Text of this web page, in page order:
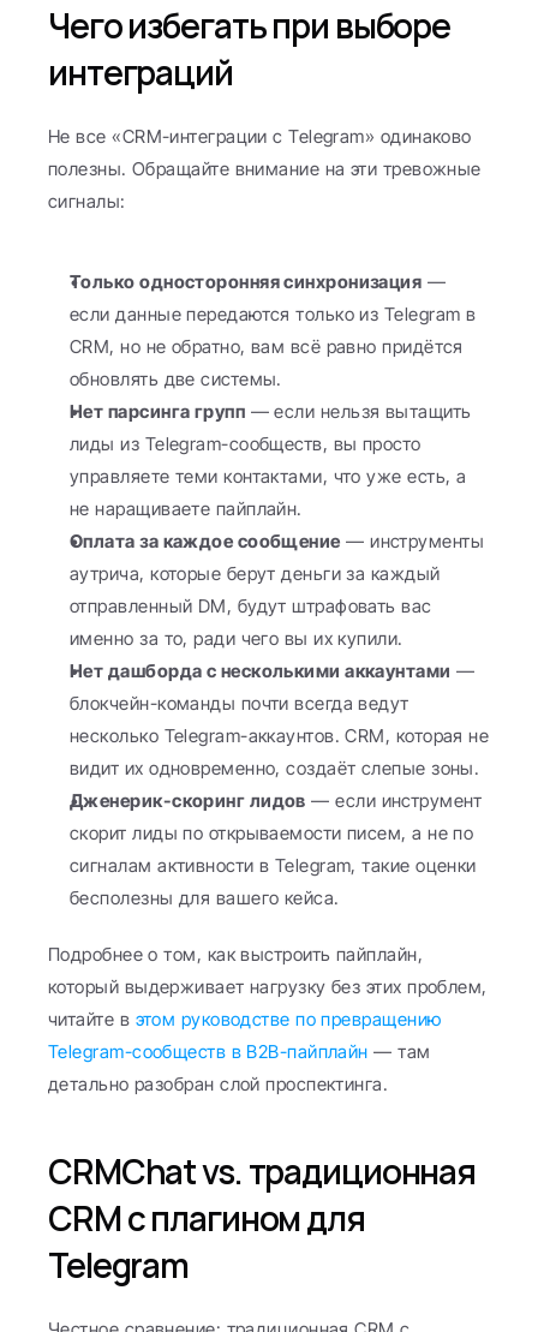
Чего избегать при выборе
интеграций
Не все «CRM-интеграции с Telegram» одинаково
полезны. Обращайте внимание на эти тревожные
сигналы:
Только односторонняя синхронизация —
если данные передаются только из Telegram в
CRM, но не обратно, вам всё равно придётся
обновлять две системы.
Нет парсинга групп — если нельзя вытащить
лиды из Telegram-сообществ, вы просто
управляете теми контактами, что уже есть, а
не наращиваете пайплайн.
Оплата за каждое сообщение — инструменты
аутрича, которые берут деньги за каждый
отправленный DM, будут штрафовать вас
именно за то, ради чего вы их купили.
Нет дашборда с несколькими аккаунтами —
блокчейн-команды почти всегда ведут
несколько Telegram-аккаунтов. CRM, которая не
видит их одновременно, создаёт слепые зоны.
Дженерик-скоринг лидов — если инструмент
скорит лиды по открываемости писем, а не по
сигналам активности в Telegram, такие оценки
бесполезны для вашего кейса.
Подробнее о том, как выстроить пайплайн,
который выдерживает нагрузку без этих проблем,
читайте в этом руководстве по превращению
Telegram-сообществ в B2B-пайплайн — там
детально разобран слой проспектинга.
CRMChat vs. традиционная
CRM с плагином для
Telegram